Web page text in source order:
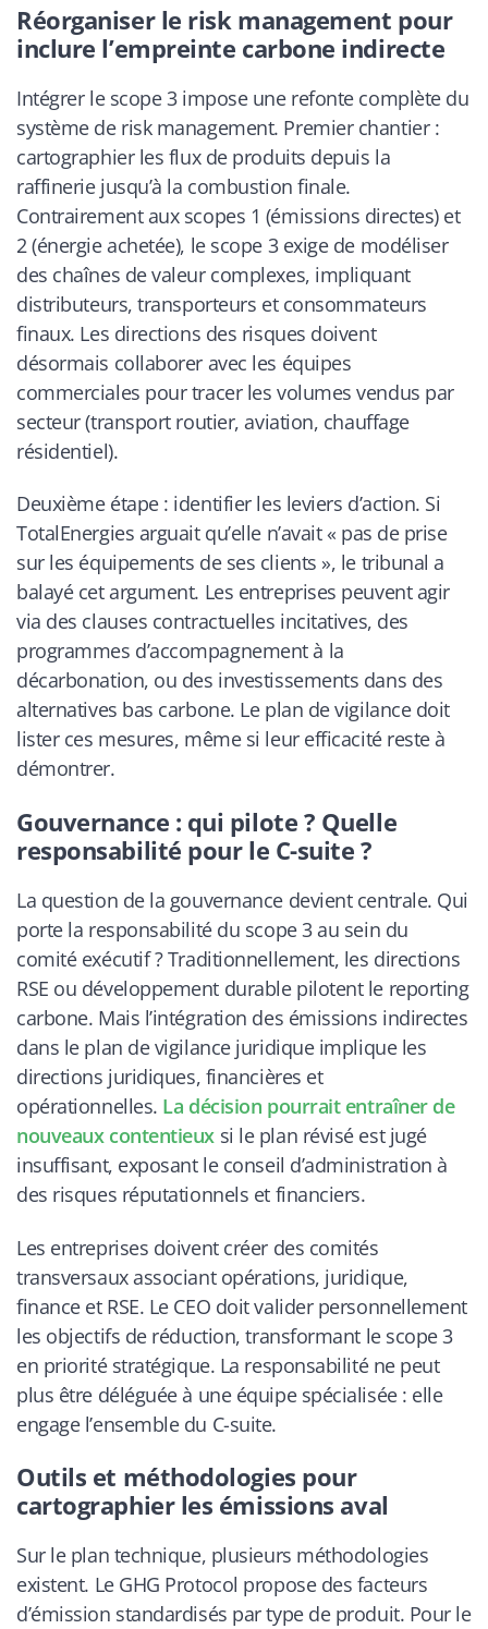
Réorganiser le risk management pour
inclure l’empreinte carbone indirecte
Intégrer le scope 3 impose une refonte complète du
système de risk management. Premier chantier :
cartographier les flux de produits depuis la
raffinerie jusqu’à la combustion finale.
Contrairement aux scopes 1 (émissions directes) et
2 (énergie achetée), le scope 3 exige de modéliser
des chaînes de valeur complexes, impliquant
distributeurs, transporteurs et consommateurs
finaux. Les directions des risques doivent
désormais collaborer avec les équipes
commerciales pour tracer les volumes vendus par
secteur (transport routier, aviation, chauffage
résidentiel).
Deuxième étape : identifier les leviers d’action. Si
TotalEnergies arguait qu’elle n’avait « pas de prise
sur les équipements de ses clients », le tribunal a
balayé cet argument. Les entreprises peuvent agir
via des clauses contractuelles incitatives, des
programmes d’accompagnement à la
décarbonation, ou des investissements dans des
alternatives bas carbone. Le plan de vigilance doit
lister ces mesures, même si leur efficacité reste à
démontrer.
Gouvernance : qui pilote ? Quelle
responsabilité pour le C-suite ?
La question de la gouvernance devient centrale. Qui
porte la responsabilité du scope 3 au sein du
comité exécutif ? Traditionnellement, les directions
RSE ou développement durable pilotent le reporting
carbone. Mais l’intégration des émissions indirectes
dans le plan de vigilance juridique implique les
directions juridiques, financières et
opérationnelles. La décision pourrait entraîner de
nouveaux contentieux si le plan révisé est jugé
insuffisant, exposant le conseil d’administration à
des risques réputationnels et financiers.
Les entreprises doivent créer des comités
transversaux associant opérations, juridique,
finance et RSE. Le CEO doit valider personnellement
les objectifs de réduction, transformant le scope 3
en priorité stratégique. La responsabilité ne peut
plus être déléguée à une équipe spécialisée : elle
engage l’ensemble du C-suite.
Outils et méthodologies pour
cartographier les émissions aval
Sur le plan technique, plusieurs méthodologies
existent. Le GHG Protocol propose des facteurs
d’émission standardisés par type de produit. Pour le